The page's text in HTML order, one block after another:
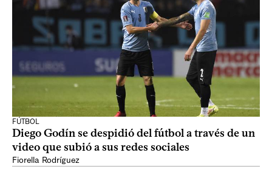
FÚTBOL
Diego Godín se despidió del fútbol a través de un
video que subió a sus redes sociales
Fiorella Rodríguez